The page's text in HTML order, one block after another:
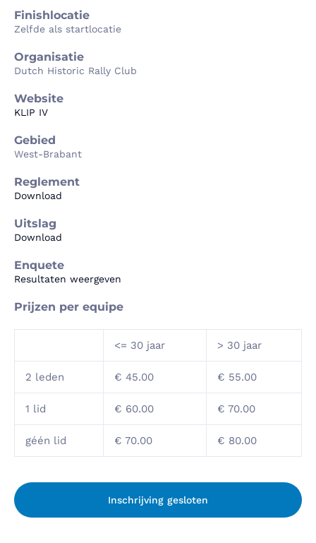
Finishlocatie
Zelfde als startlocatie
Organisatie
Dutch Historic Rally Club
Website
KLIP IV
Gebied
West-Brabant
Reglement
Download
Uitslag
Download
Enquete
Resultaten weergeven
Prijzen per equipe
<= 30 jaar > 30 jaar
2 leden € 45.00 € 55.00
1 lid € 60.00 € 70.00
géén lid € 70.00 € 80.00
Inschrijving gesloten